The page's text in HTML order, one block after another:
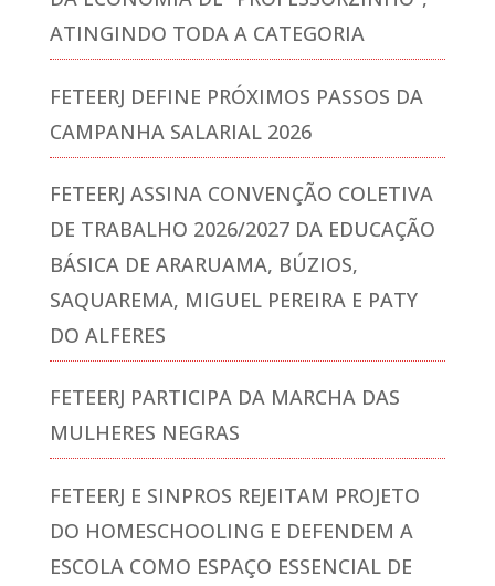
ATINGINDO TODA A CATEGORIA
FETEERJ DEFINE PRÓXIMOS PASSOS DA
CAMPANHA SALARIAL 2026
FETEERJ ASSINA CONVENÇÃO COLETIVA
DE TRABALHO 2026/2027 DA EDUCAÇÃO
BÁSICA DE ARARUAMA, BÚZIOS,
SAQUAREMA, MIGUEL PEREIRA E PATY
DO ALFERES
FETEERJ PARTICIPA DA MARCHA DAS
MULHERES NEGRAS
FETEERJ E SINPROS REJEITAM PROJETO
DO HOMESCHOOLING E DEFENDEM A
ESCOLA COMO ESPAÇO ESSENCIAL DE